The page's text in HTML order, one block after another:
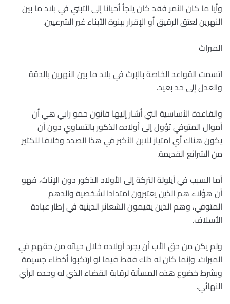
وأيا ما كان الأمر فقد كان يلجأ أحيانا إلى التبني في بلاد ما بين
النهرين لعتق الرقيق أو الإقرار ببنوة الأبناء غير الشرعيين.
الميراث
اتسمت القواعد الخاصة بالإرث في بلاد ما بين النهرين بالدقة
والعدل إلى حد بعيد.
والقاعدة الأساسية التي أشار إليها قانون حمو رابي هي أن
أموال المتوفي تؤول إلى أولاده الذكور بالتساوي دون أن
يكون هناك أي امتياز للابن الأكبر في هذا الصدد وخلافا للكثير
من الشرائع القديمة.
أما السبب في أيلولة التركة إلى الأولاد الذكور دون الإناث، فهو
أن هؤلاء هم الذين يعتبرون امتدادا لشخصية والدهم
المتوفي، وهم الذين يقيمون الشعائر الدينية في إطار عبادة
الأسلاف.
ولم يكن من حق الأب أن يجرد أولاده خلال حياته من حقهم في
الميراث. وإنما كان له ذلك فقط فيما لو ارتكبوا أخطاء جسيمة
وبشرط خضوع هذه المسألة لرقابة القضاء الذي له وحده الرأي
النهائي.